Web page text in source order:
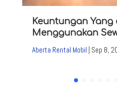
Keuntungan Yang
Menggunakan
Aberta Rental Mobil Sep 8,